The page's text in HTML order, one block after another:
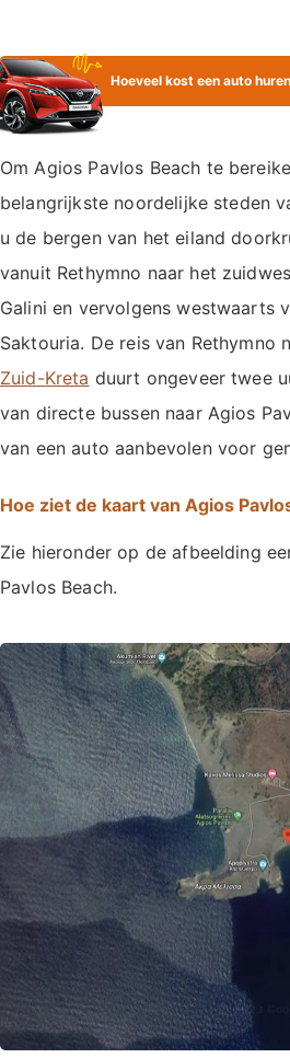
Hoeveel kost een auto
Om Agios Pavlos Beach te
belangrijkste noordelijke steden
u de bergen van het eiland
vanuit Rethymno naar het
Galini en vervolgens westwaarts
Saktouria. De reis van Rethymno
Zuid-Kreta duurt ongeveer twee
van directe bussen naar Agios
van een auto aanbevolen voor
Hoe ziet de kaart van Agios
Zie hieronder op de afbeelding
Pavlos Beach.